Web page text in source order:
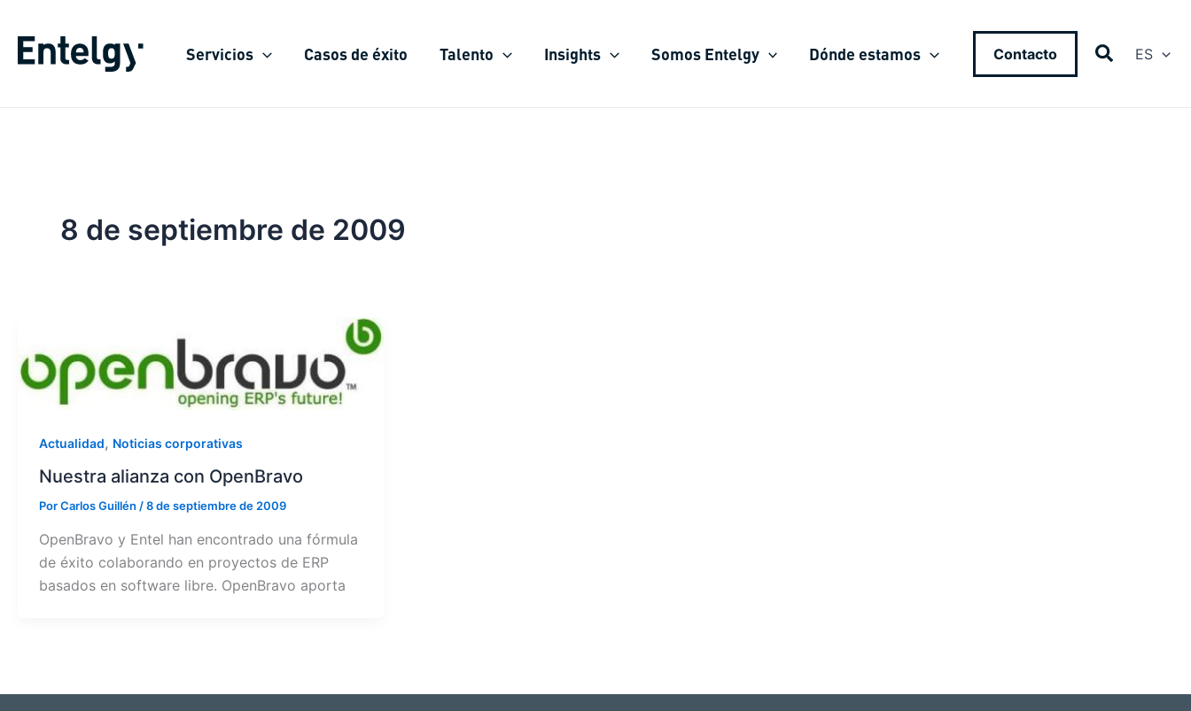
contenido
Servicios Casos de éxito Talento Insights Somos Entelgy Dónde estamos Contacto ES
8 de septiembre de 2009
Actualidad, Noticias corporativas
Nuestra alianza con OpenBravo
PorCarlos Guillén /8 de septiembre de 2009
OpenBravo y Entel han encontrado una fórmula
de éxito colaborando en proyectos de ERP
basados en software libre. OpenBravo aporta